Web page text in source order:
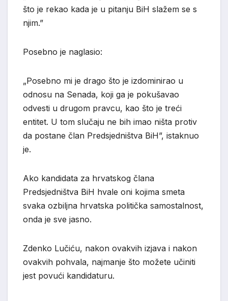
što je rekao kada je u pitanju BiH slažem se s
njim.”
Posebno je naglasio:
„Posebno mi je drago što je izdominirao u
odnosu na Senada, koji ga je pokušavao
odvesti u drugom pravcu, kao što je treći
entitet. U tom slučaju ne bih imao ništa protiv
da postane član Predsjedništva BiH”, istaknuo
je.
Ako kandidata za hrvatskog člana
Predsjedništva BiH hvale oni kojima smeta
svaka ozbiljna hrvatska politička samostalnost,
onda je sve jasno.
Zdenko Lučiću, nakon ovakvih izjava i nakon
ovakvih pohvala, najmanje što možete učiniti
jest povući kandidaturu.